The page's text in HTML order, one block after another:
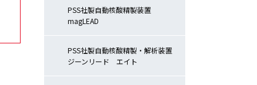
PSS社製自動核酸精製装置
magLEAD
PSS社製自動核酸精製・解析装置
ジーンリード エイト